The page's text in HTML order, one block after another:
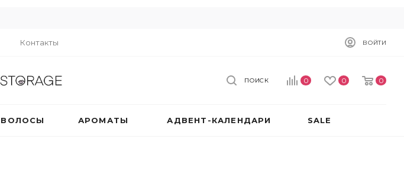
Контакты ВОЙТИ
0 0 0
ПОИСК
ВОЛОСЫ АРОМАТЫ АДВЕНТ-КАЛЕНДАРИ SALE